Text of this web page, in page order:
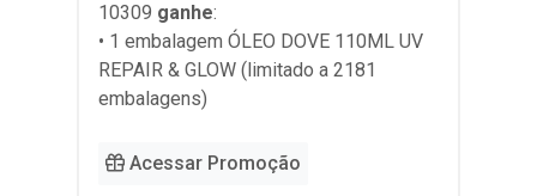
10309 ganhe:
• 1 embalagem ÓLEO DOVE 110ML UV
REPAIR & GLOW (limitado a 2181
embalagens)
Acessar Promoção